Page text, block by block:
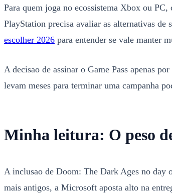
Para quem joga no ecossistema Xbox ou
PlayStation precisa avaliar as alternativas de
escolher 2026 para entender se vale manter
A decisao de assinar o Game Pass apenas
levam meses para terminar uma campanha
Minha leitura: O peso
A inclusao de Doom: The Dark Ages no day
mais antigos, a Microsoft aposta alto na